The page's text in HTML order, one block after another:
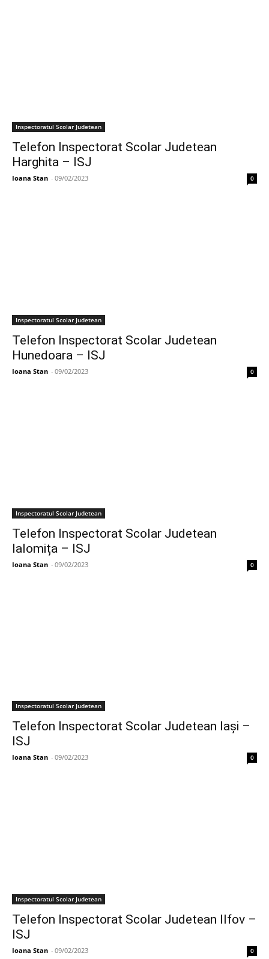
Inspectoratul Scolar Judetean
Telefon Inspectorat Scolar Judetean
Harghita – ISJ
Ioana Stan - 09/02/2023 0
Inspectoratul Scolar Judetean
Telefon Inspectorat Scolar Judetean
Hunedoara – ISJ
Ioana Stan - 09/02/2023 0
Inspectoratul Scolar Judetean
Telefon Inspectorat Scolar Judetean
Ialomița – ISJ
Ioana Stan - 09/02/2023 0
Inspectoratul Scolar Judetean
Telefon Inspectorat Scolar Judetean Iași –
ISJ
Ioana Stan - 09/02/2023 0
Inspectoratul Scolar Judetean
Telefon Inspectorat Scolar Judetean Ilfov –
ISJ
Ioana Stan - 09/02/2023 0